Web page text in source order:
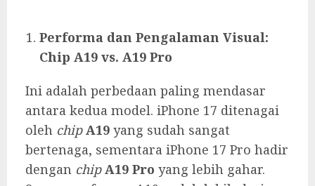
Performa dan Pengalaman Visual:
Chip A19 vs. A19 Pro
Ini adalah perbedaan paling mendasar
antara kedua model. iPhone 17 ditenagai
oleh chip A19 yang sudah sangat
bertenaga, sementara iPhone 17 Pro hadir
dengan chip A19 Pro yang lebih gahar.